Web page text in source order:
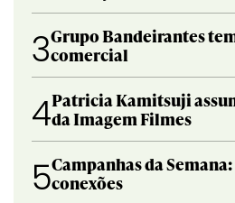
3Grupo Bandeirantes
comercial
4Patricia Kamitsuji
da Imagem Filmes
5Campanhas da
conexões